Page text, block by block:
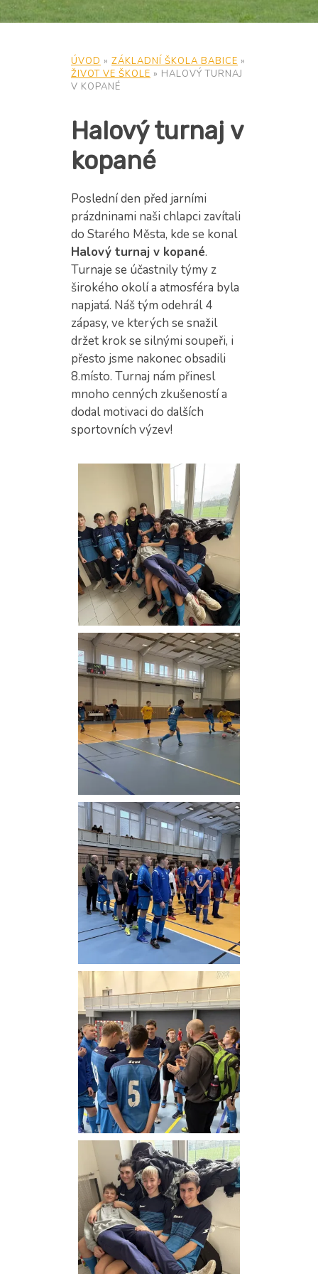
ÚVOD » ZÁKLADNÍ ŠKOLA BABICE »
ŽIVOT VE ŠKOLE » HALOVÝ TURNAJ
V KOPANÉ
Halový turnaj v
kopané
Poslední den před jarními
prázdninami naši chlapci zavítali
do Starého Města, kde se konal
Halový turnaj v kopané.
Turnaje se účastnily týmy z
širokého okolí a atmosféra byla
napjatá. Náš tým odehrál 4
zápasy, ve kterých se snažil
držet krok se silnými soupeři, i
přesto jsme nakonec obsadili
8.místo. Turnaj nám přinesl
mnoho cenných zkušeností a
dodal motivaci do dalších
sportovních výzev!